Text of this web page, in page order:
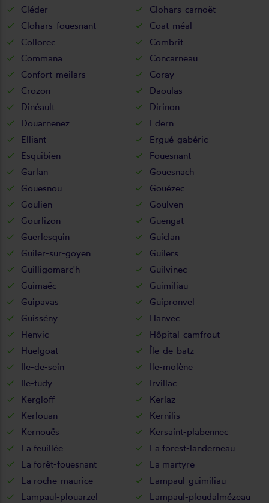
Cléder
Clohars-carnoët
Clohars-fouesnant
Coat-méal
Collorec
Combrit
Commana
Concarneau
Confort-meilars
Coray
Crozon
Daoulas
Dinéault
Dirinon
Douarnenez
Edern
Elliant
Ergué-gabéric
Esquibien
Fouesnant
Garlan
Gouesnach
Gouesnou
Gouézec
Goulien
Goulven
Gourlizon
Guengat
Guerlesquin
Guiclan
Guiler-sur-goyen
Guilers
Guilligomarc'h
Guilvinec
Guimaëc
Guimiliau
Guipavas
Guipronvel
Guissény
Hanvec
Henvic
Hôpital-camfrout
Huelgoat
Île-de-batz
Ile-de-sein
Ile-molène
Ile-tudy
Irvillac
Kergloff
Kerlaz
Kerlouan
Kernilis
Kernouës
Kersaint-plabennec
La feuillée
La forest-landerneau
La forêt-fouesnant
La martyre
La roche-maurice
Lampaul-guimiliau
Lampaul-plouarzel
Lampaul-ploudalmézeau